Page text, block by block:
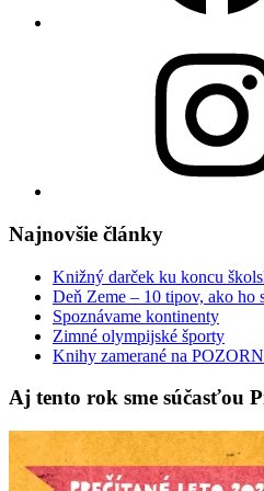
Najnovšie články
Knižný darček ku koncu
Deň Zeme – 10 tipov, ako ho
Spoznávame kontinenty
Zimné olympijské športy
Knihy zamerané na
Aj tento rok sme súčasťou